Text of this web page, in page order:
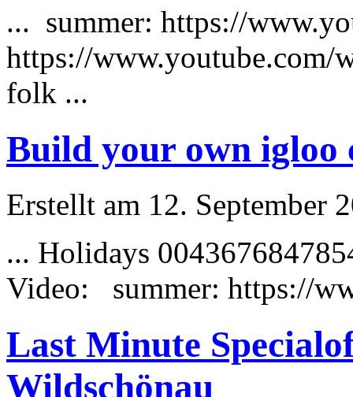
... summer: https://
https://www.youtube.com/
folk ...
Build your own igloo
Erstellt am 12. September
... Holidays
Video: summer: https://
Last Minute
Wildschönau